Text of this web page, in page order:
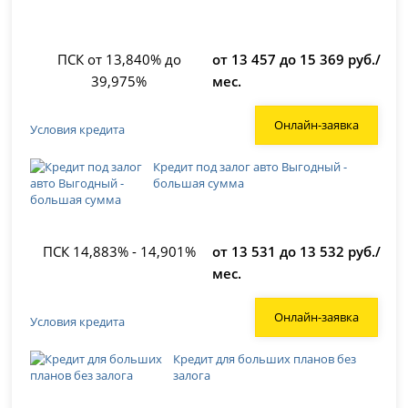
ПСК от 13,840% до
39,975%
от 13 457 до 15 369 руб./
мес.
Условия кредита Онлайн-заявка
Кредит под залог авто Выгодный -
большая сумма
ПСК 14,883% - 14,901%
от 13 531 до 13 532 руб./
мес.
Условия кредита Онлайн-заявка
Кредит для больших планов без
залога